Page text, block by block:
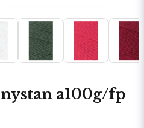
a100g/fp